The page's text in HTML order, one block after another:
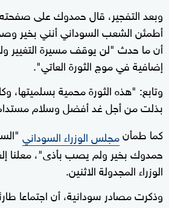
وبعد التفجير، قال حمدوك على
أطمئن الشعب السوداني أنني بخير
أن ما حدث "لن يوقف مسيرة التغيير
إضافية في موج الثورة العاتي".
وتابع: "هذه الثورة محمية بسلميتها،
بذلت من أجل غد أفضل وسلام
كما طمأنمجلس الوزراء السوداني
حمدوك بخير ولم يصب بأذى"، معلنا
الوزراء المجدولة الاثنين.
وذكرت مصادر سودانية، أن اجتماعا